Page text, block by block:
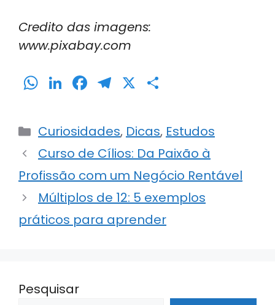
Credito das imagens:
www.pixabay.com
W
a
ts
A
p
p
Li
k
e
dI
n
F
c
e
b
o
o
k
T
e
gr
a
m
X
ar
e
Categorias
Curiosidades, Dicas, Estudos
Curso de Cílios: Da Paixão à
Profissão com um Negócio Rentável
Múltiplos de 12: 5 exemplos
práticos para aprender
Pesquisar